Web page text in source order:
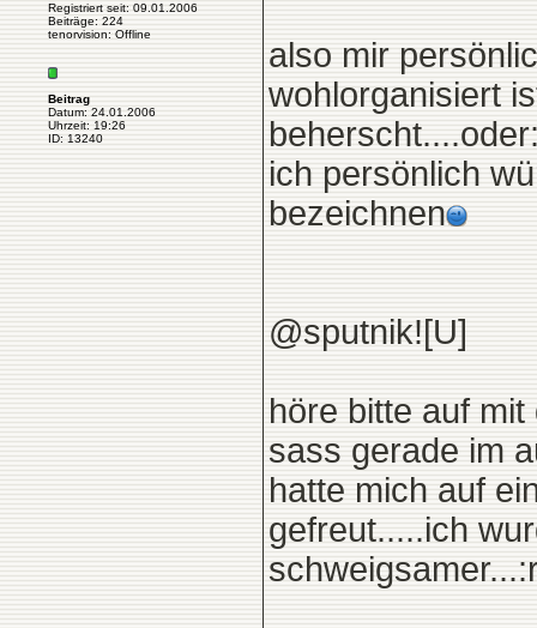
Registriert seit: 09.01.2006
Beiträge: 224
tenorvision: Offline
Beitrag
Datum: 24.01.2006
Uhrzeit: 19:26
ID: 13240
also mir
wohlorganisiert
ich persönlich
bezeichnen
@sputnik![U]
höre bitte auf
sass gerade im
hatte mich auf
gefreut.....ich